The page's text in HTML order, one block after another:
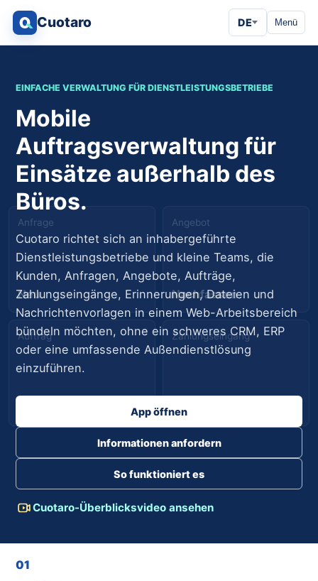
Cuotaro DE Menü
Anfrage
Neu
Angebot
Nachfassen
Auftrag Zahlungseingang
Offen
EINFACHE VERWALTUNG FÜR DIENSTLEISTUNGSBETRIEBE
Mobile
Auftragsverwaltung für
Einsätze außerhalb des
Büros.
Cuotaro richtet sich an inhabergeführte
Dienstleistungsbetriebe und kleine Teams, die
Kunden, Anfragen, Angebote, Aufträge,
Zahlungseingänge, Erinnerungen, Dateien und
Nachrichtenvorlagen in einem Web-Arbeitsbereich
bündeln möchten, ohne ein schweres CRM, ERP
oder eine umfassende Außendienstlösung
einzuführen.
App öffnen
Informationen anfordern
So funktioniert es
Cuotaro-Überblicksvideo ansehen
01